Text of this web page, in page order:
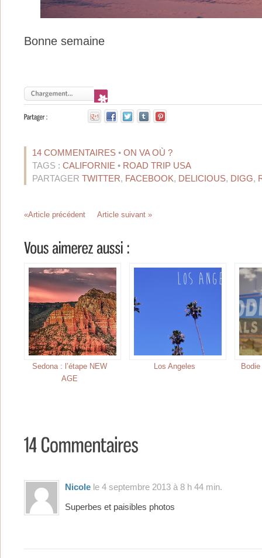
Bonne semaine
14 COMMENTAIRES • ON VA OÙ ?
TAGS : CALIFORNIE • ROAD TRIP USA
PARTAGER TWITTER, FACEBOOK, DELICIOUS, DIGG,
«Article précédent Article suivant »
Sedona : l’étape NEW
AGE
Los Angeles
Nicole le 4 septembre 2013 à 8 h 44 min.
Superbes et paisibles photos